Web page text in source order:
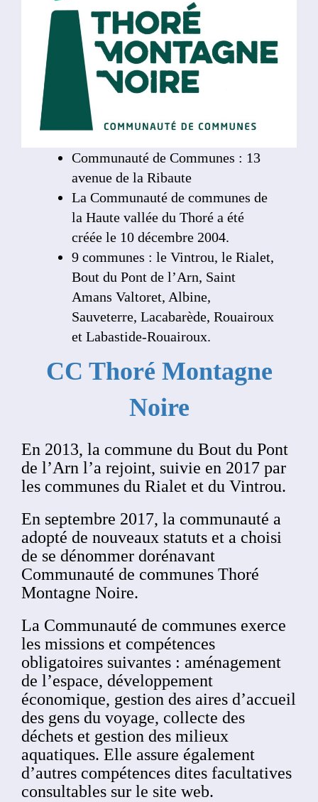
Communauté de Communes : 13
avenue de la Ribaute
La Communauté de communes de
la Haute vallée du Thoré a été
créée le 10 décembre 2004.
9 communes : le Vintrou, le Rialet,
Bout du Pont de l’Arn, Saint
Amans Valtoret, Albine,
Sauveterre, Lacabarède, Rouairoux
et Labastide-Rouairoux.
CC Thoré Montagne
Noire
En 2013, la commune du Bout du Pont
de l’Arn l’a rejoint, suivie en 2017 par
les communes du Rialet et du Vintrou.
En septembre 2017, la communauté a
adopté de nouveaux statuts et a choisi
de se dénommer dorénavant
Communauté de communes Thoré
Montagne Noire.
La Communauté de communes exerce
les missions et compétences
obligatoires suivantes : aménagement
de l’espace, développement
économique, gestion des aires d’accueil
des gens du voyage, collecte des
déchets et gestion des milieux
aquatiques. Elle assure également
d’autres compétences dites facultatives
consultables sur le site web.